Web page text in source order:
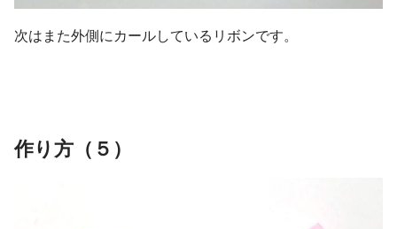
次はまた外側にカールしているリボンです。
作り方（５）